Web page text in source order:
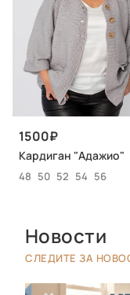
1500
Кардиган "Адажио"
48 50 52 54 56
Новости
СЛЕДИТЕ ЗА